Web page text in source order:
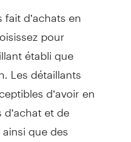
fait d’achats en
pour
établi que
Les détaillants
d’avoir en
et de
que des